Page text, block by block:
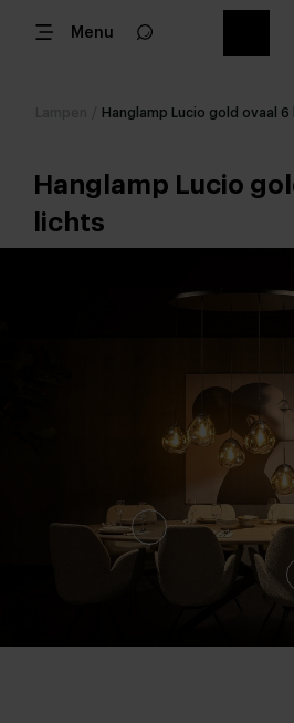
Menu
Hanglamp Lucio gold ovaal 6
Hanglamp Lucio
lichts